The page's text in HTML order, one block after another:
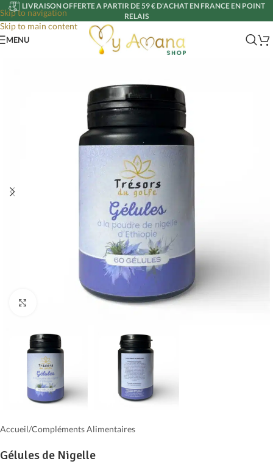
Skip to navigation
Skip to main content
LIVRAISON OFFERTE A PARTIR DE 59 € D'ACHAT EN FRANCE EN POINT
RELAIS
MENU
Cliquer pour agrandir
Accueil/Compléments Alimentaires
Gélules de Nigelle